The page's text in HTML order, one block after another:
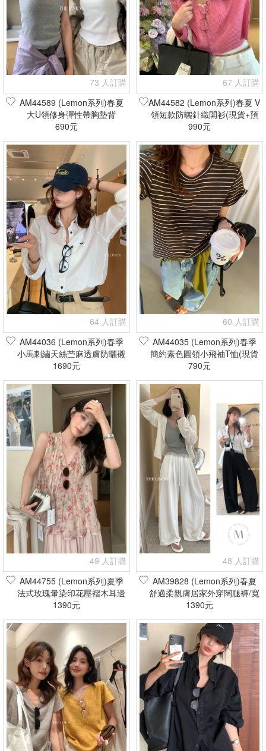
73 人訂購
AM44589 (Lemon系列)春夏
大U領修身彈性帶胸墊背
心/bra top(現貨+預購)
690元
67 人訂購
AM44582 (Lemon系列)春夏 V
領短款防曬針織開衫(現貨+預
購)
990元
64 人訂購
AM44036 (Lemon系列)春季
小馬刺繡天絲苎麻透膚防曬襯
衫(現貨+預購)
1690元
60 人訂購
AM44035 (Lemon系列)春季
簡約素色圓領小飛袖T恤(現貨
+預購)
790元
49 人訂購
AM44755 (Lemon系列)夏季
法式玫瑰暈染印花壓褶木耳邊
天絲無袖娃娃衫(現貨+預購)
1390元
48 人訂購
AM39828 (Lemon系列)春夏
舒適柔親膚居家外穿闊腿褲/寬
褲(現貨+預購)
1390元